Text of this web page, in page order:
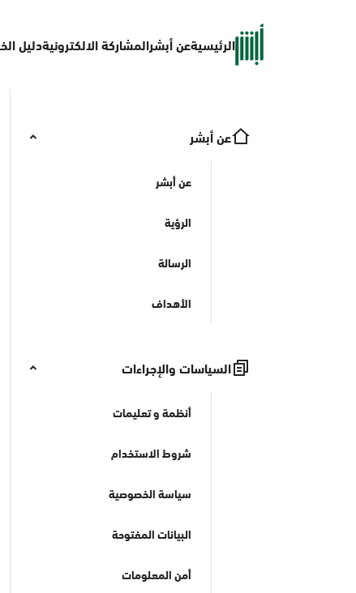
الرئيسيةعن أبشرالمشاركة الالكترونيةدليل
عن أبشر
عن أبشر
الرؤية
الرسالة
الأهداف
السياسات والإجراءات
أنظمة و تعليمات
شروط الاستخدام
سياسة الخصوصية
البيانات المفتوحة
أمن المعلومات